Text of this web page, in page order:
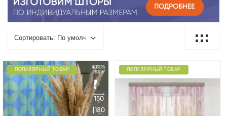
ПОПУЛЯРНЫЙ ТОВАР ПОПУЛЯРНЫЙ ТОВАР